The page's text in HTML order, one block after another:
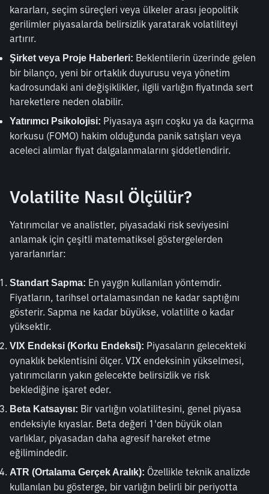
kararları, seçim süreçleri veya ülkeler arası jeopolitik
gerilimler piyasalarda belirsizlik yaratarak volatiliteyi
artırır.
Şirket veya Proje Haberleri: Beklentilerin üzerinde gelen
bir bilanço, yeni bir ortaklık duyurusu veya yönetim
kadrosundaki ani değişiklikler, ilgili varlığın fiyatında sert
hareketlere neden olabilir.
Yatırımcı Psikolojisi: Piyasaya aşırı coşku ya da kaçırma
korkusu (FOMO) hakim olduğunda panik satışları veya
aceleci alımlar fiyat dalgalanmalarını şiddetlendirir.
Volatilite Nasıl Ölçülür?
Yatırımcılar ve analistler, piyasadaki risk seviyesini
anlamak için çeşitli matematiksel göstergelerden
yararlanırlar:
Standart Sapma: En yaygın kullanılan yöntemdir.
Fiyatların, tarihsel ortalamasından ne kadar saptığını
gösterir. Sapma ne kadar büyükse, volatilite o kadar
yüksektir.
VIX Endeksi (Korku Endeksi): Piyasaların gelecekteki
oynaklık beklentisini ölçer. VIX endeksinin yükselmesi,
yatırımcıların yakın gelecekte belirsizlik ve risk
beklediğine işaret eder.
Beta Katsayısı: Bir varlığın volatilitesini, genel piyasa
endeksiyle kıyaslar. Beta değeri 1'den büyük olan
varlıklar, piyasadan daha agresif hareket etme
eğilimindedir.
ATR (Ortalama Gerçek Aralık): Özellikle teknik analizde
kullanılan bu gösterge, bir varlığın belirli bir periyotta